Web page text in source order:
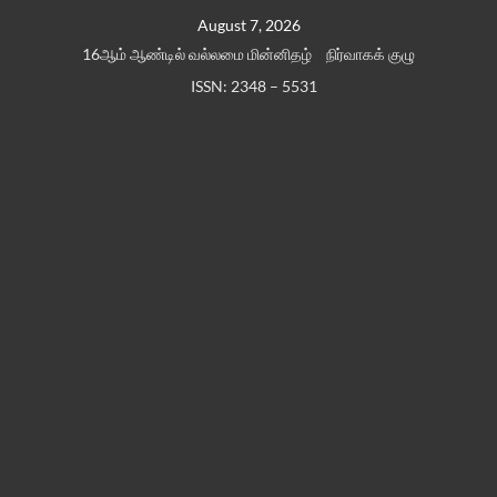
August 7, 2026
16ஆம் ஆண்டில் வல்லமை மின்னிதழ்
நிர்வாகக் குழு
ISSN: 2348 – 5531